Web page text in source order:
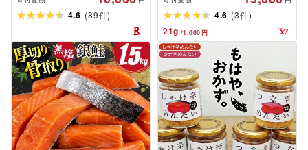
4.6 (89件) 4.6 (3件)
21g /1,000 円